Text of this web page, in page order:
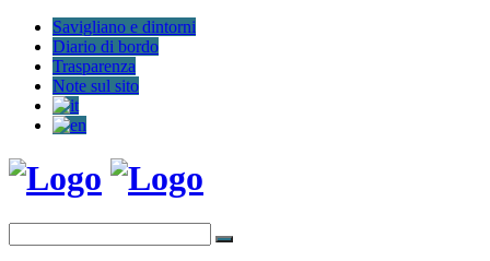
Savigliano e dintorni
Diario di bordo
Trasparenza
Note sul sito